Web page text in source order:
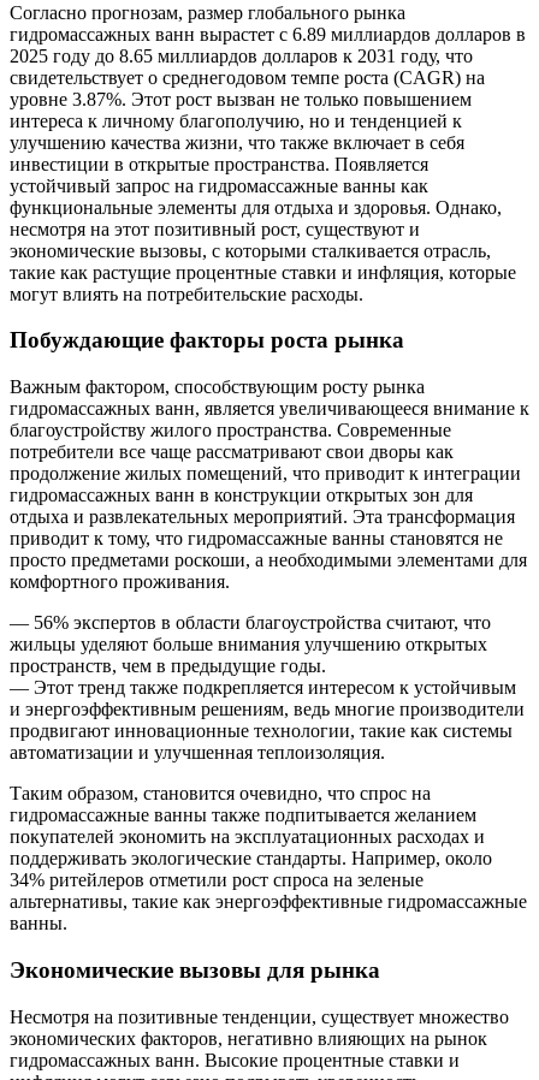
Согласно прогнозам, размер глобального рынка
гидромассажных ванн вырастет с 6.89 миллиардов долларов в
2025 году до 8.65 миллиардов долларов к 2031 году, что
свидетельствует о среднегодовом темпе роста (CAGR) на
уровне 3.87%. Этот рост вызван не только повышением
интереса к личному благополучию, но и тенденцией к
улучшению качества жизни, что также включает в себя
инвестиции в открытые пространства. Появляется
устойчивый запрос на гидромассажные ванны как
функциональные элементы для отдыха и здоровья. Однако,
несмотря на этот позитивный рост, существуют и
экономические вызовы, с которыми сталкивается отрасль,
такие как растущие процентные ставки и инфляция, которые
могут влиять на потребительские расходы.
Побуждающие факторы роста рынка
Важным фактором, способствующим росту рынка
гидромассажных ванн, является увеличивающееся внимание к
благоустройству жилого пространства. Современные
потребители все чаще рассматривают свои дворы как
продолжение жилых помещений, что приводит к интеграции
гидромассажных ванн в конструкции открытых зон для
отдыха и развлекательных мероприятий. Эта трансформация
приводит к тому, что гидромассажные ванны становятся не
просто предметами роскоши, а необходимыми элементами для
комфортного проживания.
— 56% экспертов в области благоустройства считают, что
жильцы уделяют больше внимания улучшению открытых
пространств, чем в предыдущие годы.
— Этот тренд также подкрепляется интересом к устойчивым
и энергоэффективным решениям, ведь многие производители
продвигают инновационные технологии, такие как системы
автоматизации и улучшенная теплоизоляция.
Таким образом, становится очевидно, что спрос на
гидромассажные ванны также подпитывается желанием
покупателей экономить на эксплуатационных расходах и
поддерживать экологические стандарты. Например, около
34% ритейлеров отметили рост спроса на зеленые
альтернативы, такие как энергоэффективные гидромассажные
ванны.
Экономические вызовы для рынка
Несмотря на позитивные тенденции, существует множество
экономических факторов, негативно влияющих на рынок
гидромассажных ванн. Высокие процентные ставки и